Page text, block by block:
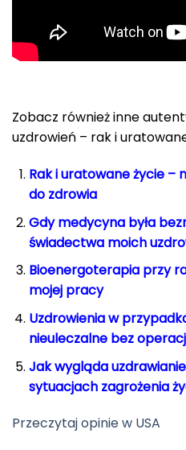
Zobacz również inne
uzdrowień – rak i
Rak i uratowane życie –
do zdrowia
Gdy medycyna była
świadectwa moich
Bioenergoterapia przy
mojej pracy
Uzdrowienia w
nieuleczalne bez
Jak wygląda
sytuacjach zagrożenia
Przeczytaj opinie w USA